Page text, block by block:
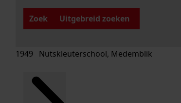
Zoek
Uitgebreid zoeken
1949 Nutskleuterschool, Medemblik